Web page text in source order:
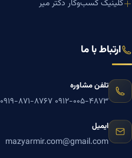
کلینیک کسب‌وکار دکتر میر
ارتباط با ما
تلفن مشاوره
۰۹۱۲-۰۰۵-۴۸۷۳ ۰۹۱۹-۸۷۱-۸۷۶۷
ایمیل
mazyarmir.com@gmail.com